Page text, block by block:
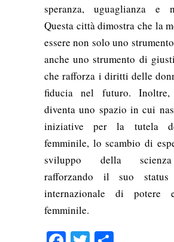
speranza, uguaglianza e
Questa città dimostra che la
essere non solo uno
anche uno strumento di
che rafforza i diritti delle
fiducia nel futuro. Inoltre,
diventa uno spazio in cui
iniziative per la tutela
femminile, lo scambio di
sviluppo della
rafforzando il suo
internazionale di potere
femminile.